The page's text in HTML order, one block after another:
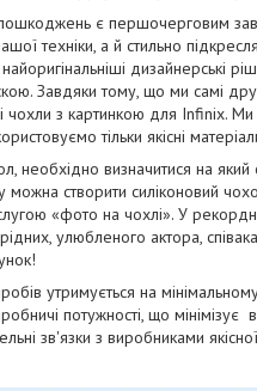
є першочерговим
техніки, а й стильно
дизайнерські
Завдяки тому, що ми самі
чохли з картинкою для Infinix.
тільки якісні
необхідно визначитися на
можна створити силіконовий
«фото на чохлі». У
улюбленого актора,
утримується на
потужності, що
зв'язки з виробниками